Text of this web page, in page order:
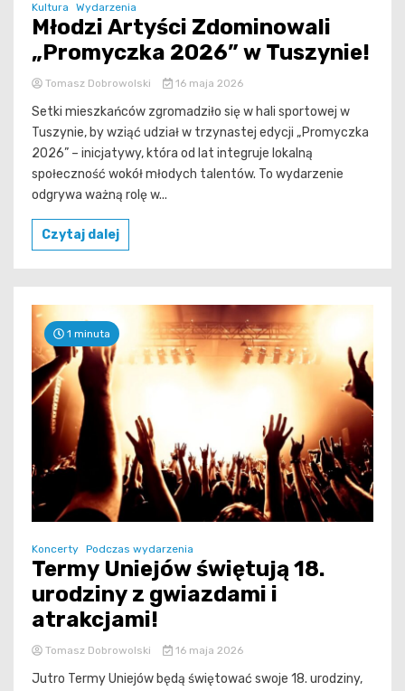
Kultura Wydarzenia
Młodzi Artyści Zdominowali
„Promyczka 2026” w Tuszynie!
Tomasz Dobrowolski 16 maja 2026
Setki mieszkańców zgromadziło się w hali sportowej w
Tuszynie, by wziąć udział w trzynastej edycji „Promyczka
2026” – inicjatywy, która od lat integruje lokalną
społeczność wokół młodych talentów. To wydarzenie
odgrywa ważną rolę w...
Czytaj dalej
1 minuta
Koncerty Podczas wydarzenia
Termy Uniejów świętują 18.
urodziny z gwiazdami i
atrakcjami!
Tomasz Dobrowolski 16 maja 2026
Jutro Termy Uniejów będą świętować swoje 18. urodziny,